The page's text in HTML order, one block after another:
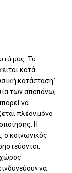
μας. Το
κατά
κατάσταση`.
των αποπάνω,
να
πλέον μόνο
Η
ο κοινωνικός
χώρος
να